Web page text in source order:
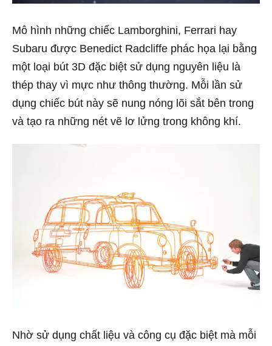
Mô hình những chiếc Lamborghini, Ferrari hay
Subaru được Benedict Radcliffe phác họa lại bằng
một loại bút 3D đặc biệt sử dụng nguyên liệu là
thép thay vì mực như thông thường. Mỗi lần sử
dụng chiếc bút này sẽ nung nóng lõi sắt bên trong
và tạo ra những nét vẽ lơ lửng trong không khí.
Nhờ sử dụng chất liệu và công cụ đặc biệt mà mỗi